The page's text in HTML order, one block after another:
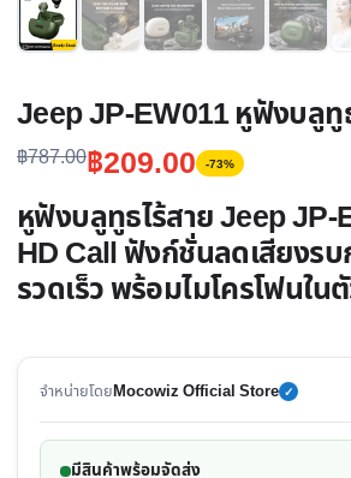
Jeep JP-EW011 หูฟังบลูทู
฿787.00
Original
price
was:
฿787.00.
฿209.00
Current
price
is:
฿209.00.
-73%
หูฟังบลูทูธไร้สาย Jeep JP-
HD Call ฟังก์ชั่นลดเสียงร
รวดเร็ว พร้อมไมโครโฟนใน
จำหน่ายโดยMocowiz Official Store ✓
มีสินค้าพร้อมจัดส่ง